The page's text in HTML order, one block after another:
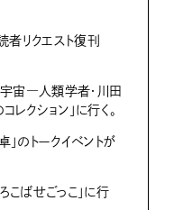
リクエスト復刊
宇宙―人類学者・川田
クション」に行く。
」のトークイベントが
ばせごっこ」に行